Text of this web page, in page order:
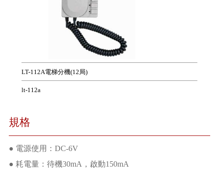
LT-112A電梯分機(12局)
lt-112a
規格
● 電源使用：DC-6V
● 耗電量：待機30mA，啟動150mA